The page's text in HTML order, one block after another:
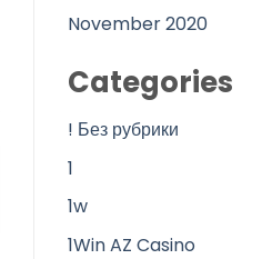
November 2020
Categories
! Без рубрики
1
1w
1Win AZ Casino